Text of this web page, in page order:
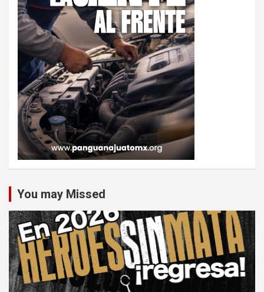
You may Missed